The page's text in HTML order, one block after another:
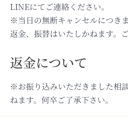
LINEにてご連絡ください。
※当日の無断キャンセルにつき
返金、振替はいたしかねます。
返金について
※お振り込みいただきました相
ねます。何卒ご了承下さい。